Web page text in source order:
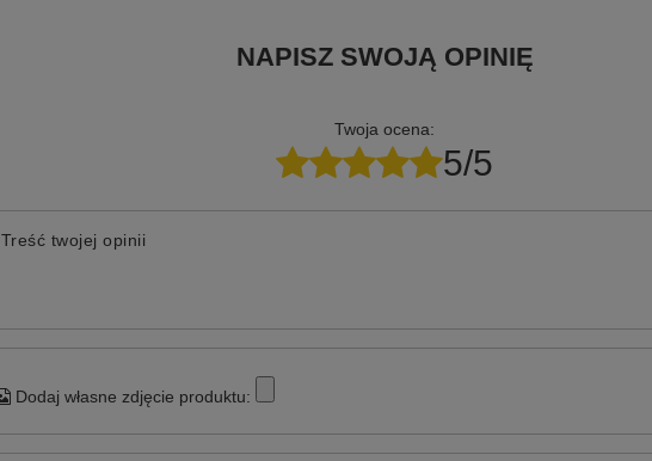
NAPISZ SWOJĄ OPINIĘ
Twoja ocena:
5/5
Treść twojej opinii
Dodaj własne zdjęcie produktu: